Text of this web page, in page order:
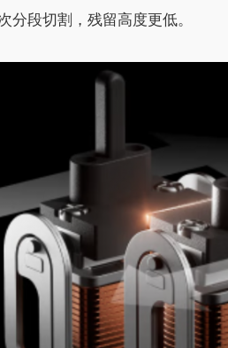
分段切割，残留高度更低。